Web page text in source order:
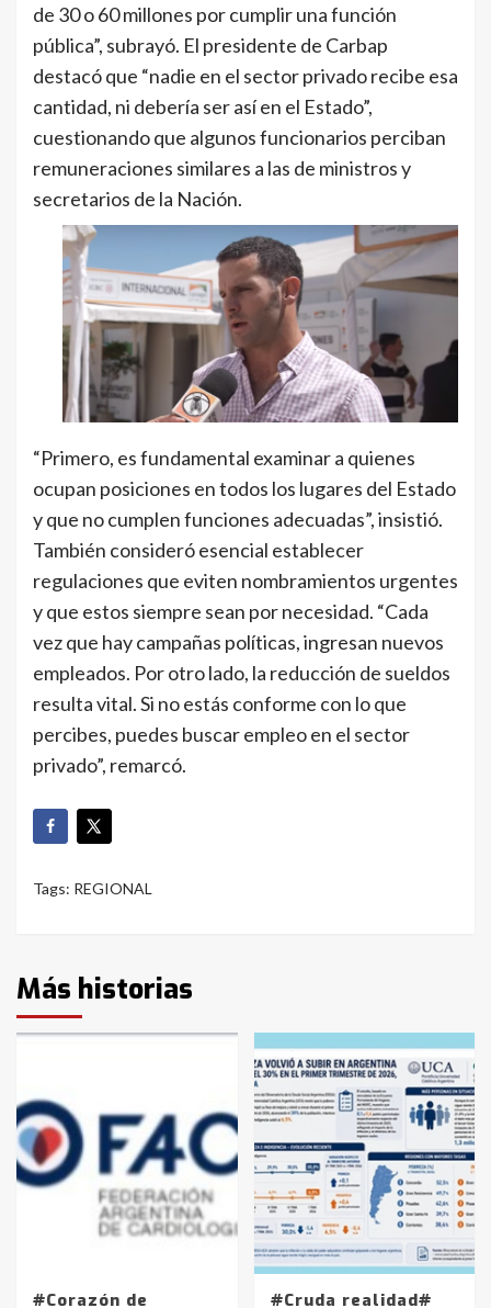
de 30 o 60 millones por cumplir una función
pública”, subrayó. El presidente de Carbap
destacó que “nadie en el sector privado recibe esa
cantidad, ni debería ser así en el Estado”,
cuestionando que algunos funcionarios perciban
remuneraciones similares a las de ministros y
secretarios de la Nación.
“Primero, es fundamental examinar a quienes
ocupan posiciones en todos los lugares del Estado
y que no cumplen funciones adecuadas”, insistió.
También consideró esencial establecer
regulaciones que eviten nombramientos urgentes
y que estos siempre sean por necesidad. “Cada
vez que hay campañas políticas, ingresan nuevos
empleados. Por otro lado, la reducción de sueldos
resulta vital. Si no estás conforme con lo que
percibes, puedes buscar empleo en el sector
privado”, remarcó.
Tags: REGIONAL
Más historias
#Corazón de #Cruda realidad#